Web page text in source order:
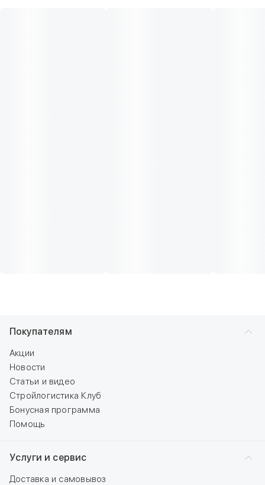
Покупателям
Акции
Новости
Статьи и видео
Стройлогистика Клуб
Бонусная программа
Помощь
Услуги и сервис
Доставка и самовывоз